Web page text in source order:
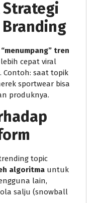
“menumpang” tren
cepat viral
Contoh: saat topik
sportwear bisa
produknya.
topic
algoritma untuk
lain,
salju (snowball